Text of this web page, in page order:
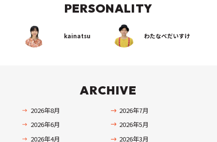
PERSONALITY
kainatsu わたなべだいすけ
ARCHIVE
2026年8月
2026年7月
2026年6月
2026年5月
2026年4月
2026年3月